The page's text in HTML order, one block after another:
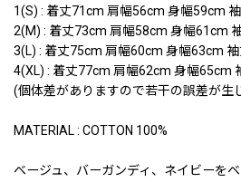
1(S) : 着丈71cm 肩幅56cm 身幅59cm
2(M) : 着丈73cm 肩幅58cm 身幅61cm
3(L) : 着丈75cm 肩幅60cm 身幅63cm
4(XL) : 着丈77cm 肩幅62cm 身幅65cm
(個体差がありますので若干の誤差が生
MATERIAL : COTTON 100%
ベージュ、バーガンディ、ネイビーを